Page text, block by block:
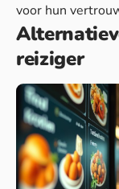
voor hun
reiziger